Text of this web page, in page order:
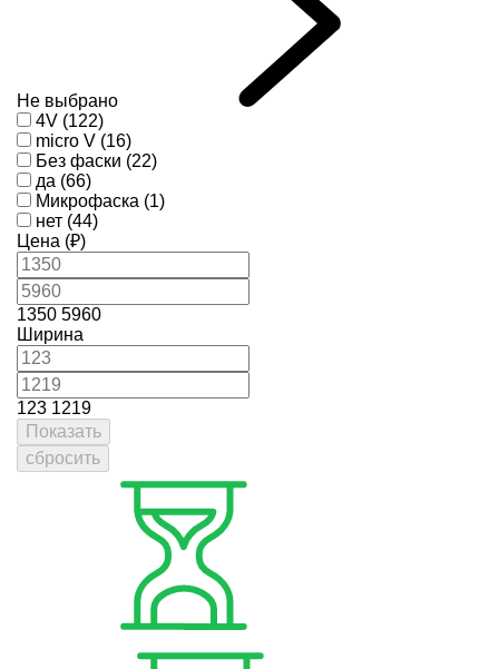
Не выбрано
4V (122)
micro V (16)
Без фаски (22)
да (66)
Микрофаска (1)
нет (44)
Цена (₽)
1350 5960
Ширина
123 1219
Показать
сбросить